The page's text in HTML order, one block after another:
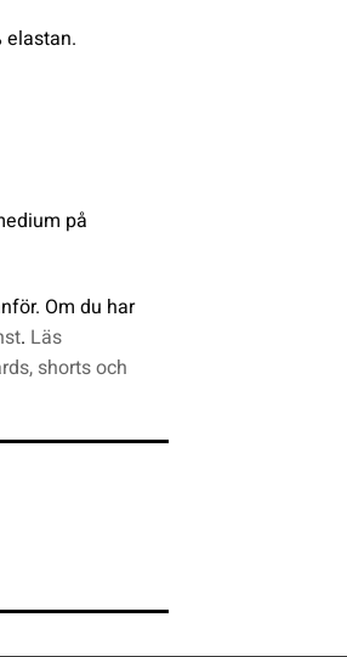
elastan.
på
Om du har
. Läs
shorts och